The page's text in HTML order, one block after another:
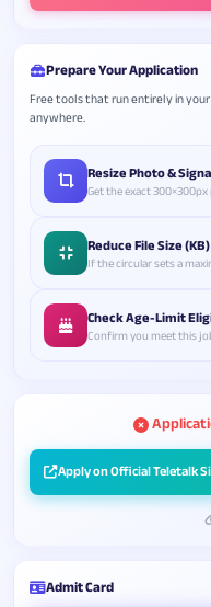
Prepare Your Application
Free tools that run entirely in
anywhere.
Resize Photo &
Get the exact
Reduce File Size (KB)
If the circular sets a
Check Age-Limit
Confirm you meet this
Apply on Official Teletalk
Admit Card